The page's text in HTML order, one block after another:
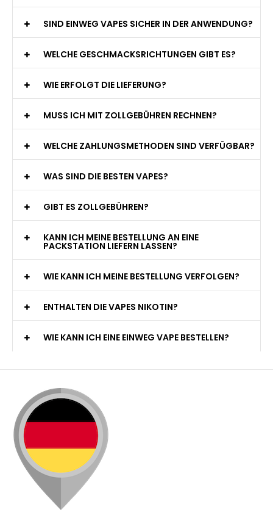
SIND EINWEG VAPES SICHER IN DER ANWENDUNG?
WELCHE GESCHMACKSRICHTUNGEN GIBT ES?
WIE ERFOLGT DIE LIEFERUNG?
MUSS ICH MIT ZOLLGEBÜHREN RECHNEN?
WELCHE ZAHLUNGSMETHODEN SIND VERFÜGBAR?
WAS SIND DIE BESTEN VAPES?
GIBT ES ZOLLGEBÜHREN?
KANN ICH MEINE BESTELLUNG AN EINE
PACKSTATION LIEFERN LASSEN?
WIE KANN ICH MEINE BESTELLUNG VERFOLGEN?
ENTHALTEN DIE VAPES NIKOTIN?
WIE KANN ICH EINE EINWEG VAPE BESTELLEN?